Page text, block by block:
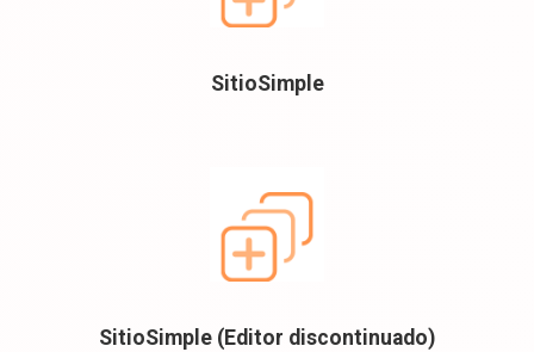
SitioSimple
SitioSimple (Editor discontinuado)